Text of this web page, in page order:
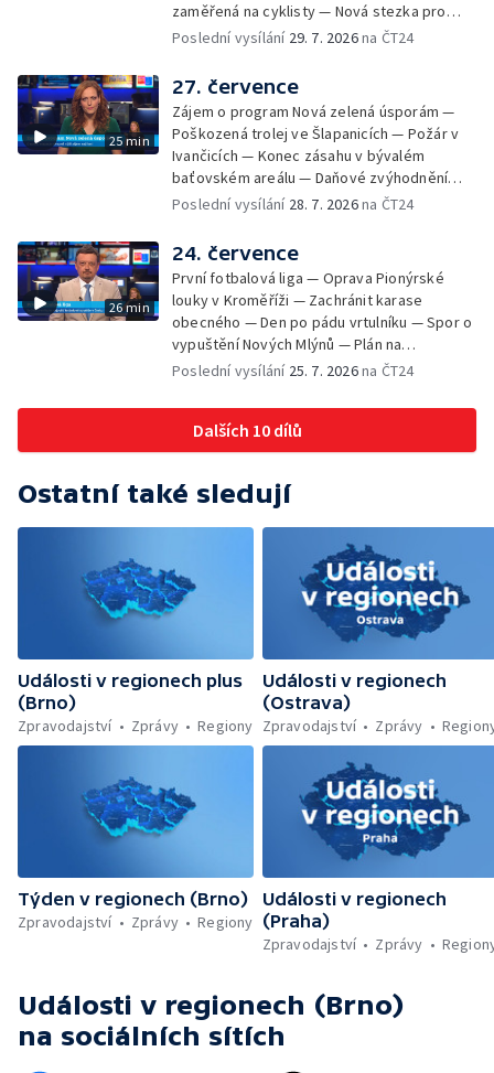
zaměřená na cyklisty — Nová stezka pro
cyklisty na Zlínsku — Letecká linka mezi
pozorovat zatmění Slunce — Den AČFK na
Letní filmové škole — Milan Uhde slaví 90 let
— Rekonstrukce vojenského srubu
Poslední vysílání 29. 7. 2026na ČT24
25 min
27. července
Zájem o program Nová zelená úsporám —
Poškozená trolej ve Šlapanicích — Požár v
Ivančicích — Konec zásahu v bývalém
baťovském areálu — Daňové zvýhodnění
vína — Výhružky na magistrátu v Olomouci —
Brněnské týmy v první fotbalové lize —
Chystaná rekonstrukce bývalé věznice —
Nový seriál pro děti
Poslední vysílání 28. 7. 2026na ČT24
26 min
24. července
První fotbalová liga — Oprava Pionýrské
louky v Kroměříži — Zachránit karase
obecného — Den po pádu vrtulníku — Spor o
vypuštění Nových Mlýnů — Plán na
odstranění ohořelé budovy — 52. ročník
samostatné továrny
Poslední vysílání 25. 7. 2026na ČT24
Dalších 10 dílů
Ostatní také sledují
Události v regionech plus
(Brno)
Zpravodajství
Zprávy Regiony
Události v regionech
(Ostrava)
Zpravodajství
Zprávy
Týden v regionech (Brno)
Zpravodajství
Zprávy Regiony
Události v regionech
(Praha)
Zpravodajství
Zprávy
Události v regionech (Brno)
na sociálních sítích